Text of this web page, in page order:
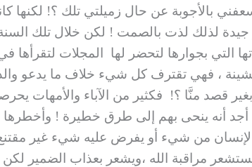
بالأجوبة عن حال زميلتي تلك ؟! لكنها
جيدة لذلك لذت بالصمت ! لكن خلال تلك
التي بجوارها لتحضر لها المجلات
المشينة ، فهي تقترف كل شيء خلاف ما يدعو
قصد منَّا ؟! فكثير من الآباء والأمهات
أنه ينحى بهم إلى طرق خطيرة ! وأخطرها
الإنسان من شيء أو يفرض عليه شيء غير
مراقبة الله ،ويشعر بعذاب الضمير لكن